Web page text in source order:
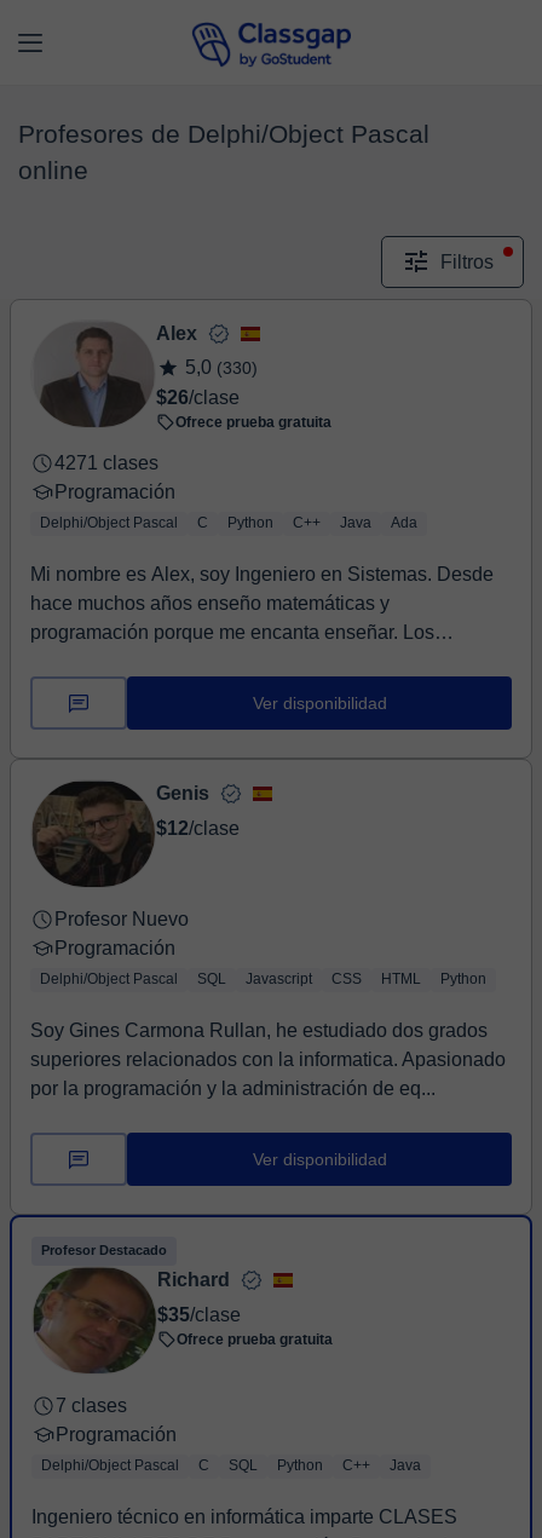
Profesores de Delphi/Object Pascal
online
Filtros
Alex
5,0 (330)
$26/clase
Ofrece prueba gratuita
4271 clases
Programación
Delphi/Object Pascal C Python C++ Java Ada
Mi nombre es Alex, soy Ingeniero en Sistemas. Desde
hace muchos años enseño matemáticas y
programación porque me encanta enseñar. Los
Ver disponibilidad
Genis
$12/clase
Profesor Nuevo
Programación
Delphi/Object Pascal SQL Javascript CSS HTML Python
Soy Gines Carmona Rullan, he estudiado dos grados
superiores relacionados con la informatica. Apasionado
por la programación y la administración de eq...
Ver disponibilidad
Profesor Destacado
Richard
$35/clase
Ofrece prueba gratuita
7 clases
Programación
Delphi/Object Pascal C SQL Python C++ Java
Ingeniero técnico en informática imparte CLASES